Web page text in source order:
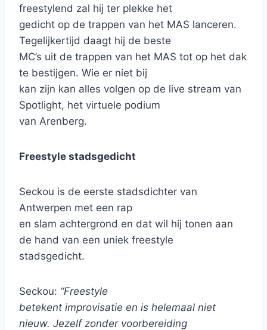
freestylend zal hij ter plekke het
gedicht op de trappen van het MAS lanceren.
Tegelijkertijd daagt hij de beste
MC’s uit de trappen van het MAS tot op het dak
te bestijgen. Wie er niet bij
kan zijn kan alles volgen op de live stream van
Spotlight, het virtuele podium
van Arenberg.
Freestyle stadsgedicht
Seckou is de eerste stadsdichter van
Antwerpen met een rap
en slam achtergrond en dat wil hij tonen aan
de hand van een uniek freestyle
stadsgedicht.
Seckou: “Freestyle
betekent improvisatie en is helemaal niet
nieuw. Jezelf zonder voorbereiding